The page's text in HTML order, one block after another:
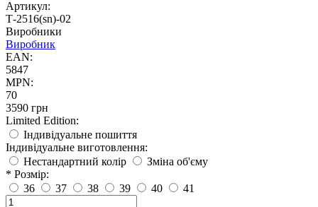
Артикул:
Т-2516(sn)-02
Виробники
Виробник
EAN:
5847
MPN:
70
3590 грн
Limited Edition:
Індивідуальне пошиття
Індивідуальне виготовлення:
Нестандартний колір
Зміна об'єму
* Розмір:
36
37 38 39 40 41